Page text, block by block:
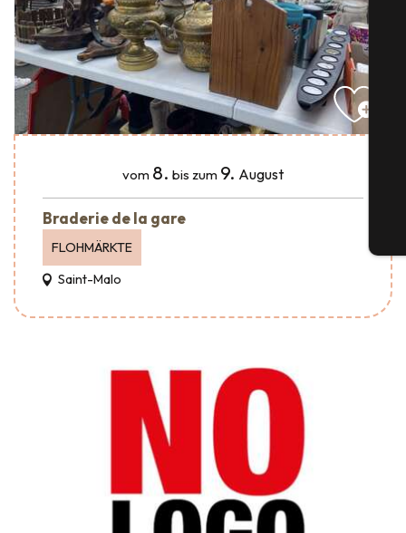
vom 8. bis zum 9. August
Braderie de la gare
FLOHMÄRKTE
Saint-Malo